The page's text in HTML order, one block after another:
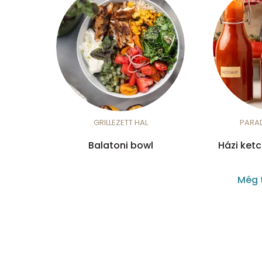
GRILLEZETT HAL
Balatoni bowl Házi
Még